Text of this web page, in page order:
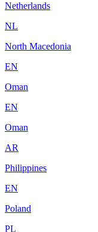
Netherlands
NL
North Macedonia
EN
Oman
EN
Oman
AR
Philippines
EN
Poland
PL